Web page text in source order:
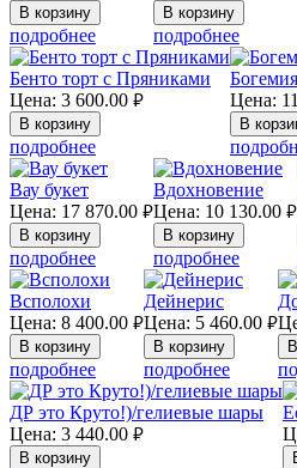
подробнее подробнее
Бенто торт с Пряниками
Цена: 3 600.00 руб.
подробнее
Богемия
Цена:
Вау букет
Цена: 17 870.00 руб.
подробнее
Вдохновение
Цена: 10 130.00 руб.
подробнее
Всполохи
Цена: 8 400.00 руб.
подробнее
Дейнерис
Цена: 5 460.00 руб.
подробнее
ДР это Круто!)/гелиевые шары
Цена: 3 440.00 руб.